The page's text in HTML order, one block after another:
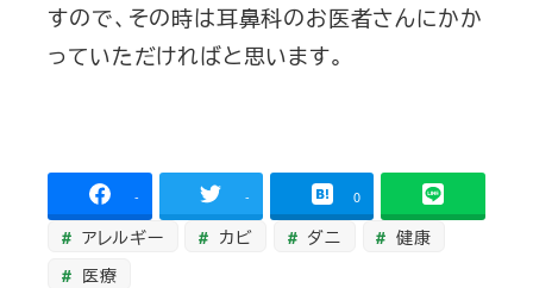
すので、その時は耳鼻科のお医者さんにかか
っていただければと思います。
- - 0
アレルギー カビ ダニ
健康
医療